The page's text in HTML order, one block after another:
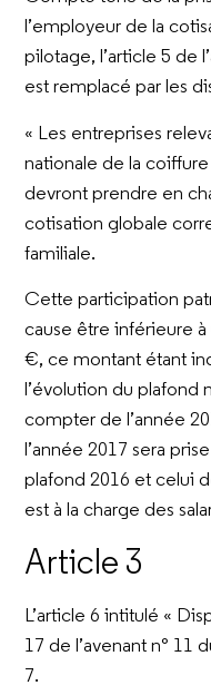
l’employeur de la
pilotage, l’article 5 de
est remplacé par les
« Les entreprises
nationale de la
devront prendre en
cotisation globale
familiale.
Cette participation
cause être inférieure
€, ce montant étant
l’évolution du plafond
compter de l’année
l’année 2017 sera
plafond 2016 et celui
est à la charge des
Article 3
L’article 6 intitulé «
17 de l’avenant n° 11
7.